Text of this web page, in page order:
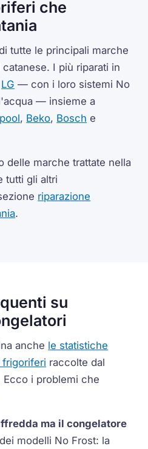
che
tutte le principali marche
I più riparati in
LG — con i loro sistemi No
— insieme a
, Beko, Bosch e
delle marche trattate nella
tutti gli altri
riparazione
.
su
anche le statistiche
frigoriferi raccolte dal
Ecco i problemi che
ma il congelatore
modelli No Frost: la